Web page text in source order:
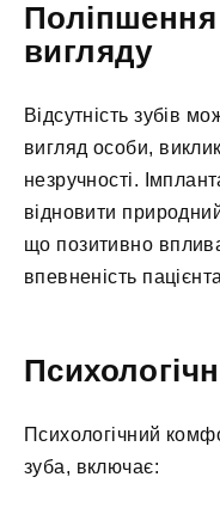
вигляду
Відсутність зубів
вигляд особи,
незручності.
відновити
що позитивно
впевненість
Психологічний
зуба, включає: